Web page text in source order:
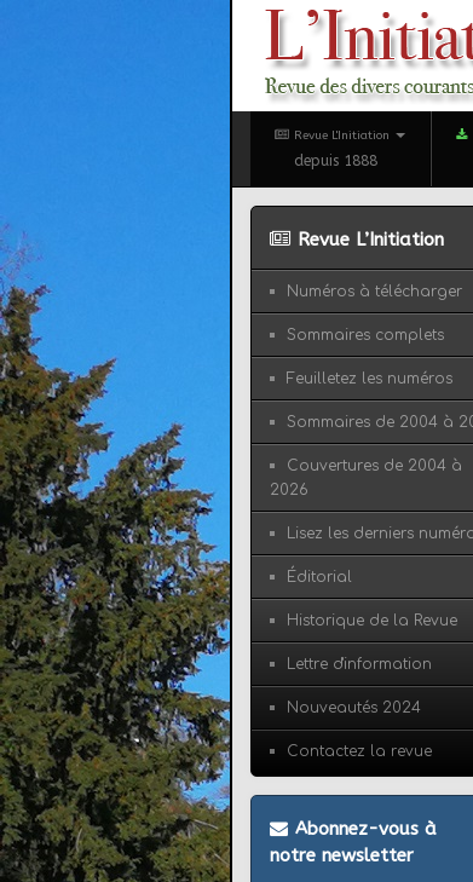
Revue L'Initiation
depuis 1888
Revue L’Initiation
Numéros à télécharger
Sommaires complets
Feuilletez les numéros
Sommaires de 2004 à
Couvertures de 2004 à
2026
Lisez les derniers
Éditorial
Historique de la Revue
Lettre d'information
Nouveautés 2024
Contactez la revue
Abonnez-vous à
notre newsletter